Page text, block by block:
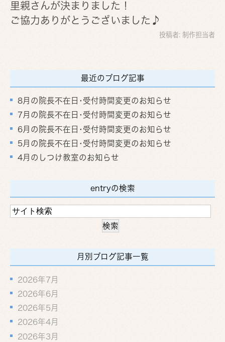
里親さんが決まりました！
ご協力ありがとうございました♪
投稿者: 制作担当者
最近のブログ記事
8月の院長不在日･受付時間変更のお知らせ
7月の院長不在日･受付時間変更のお知らせ
6月の院長不在日･受付時間変更のお知らせ
5月の院長不在日･受付時間変更のお知らせ
4月のしつけ教室のお知らせ
entryの検索
月別ブログ記事一覧
2026年7月
2026年6月
2026年5月
2026年4月
2026年3月